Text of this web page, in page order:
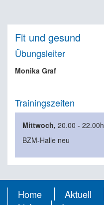
Fit und gesund
Übungsleiter
Monika Graf
Trainingszeiten
Mittwoch, 20.00 - 22.00h
BZM-Halle neu
Home Aktuell